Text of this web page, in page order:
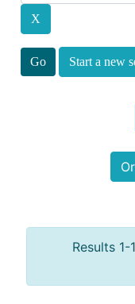
Start a new
Results